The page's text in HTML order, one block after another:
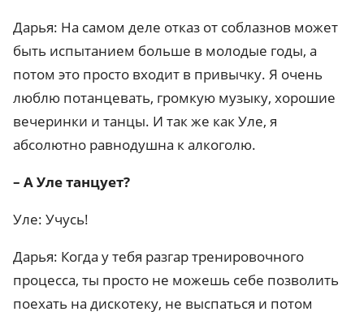
Дарья: На самом деле отказ от соблазнов может
быть испытанием больше в молодые годы, а
потом это просто входит в привычку. Я очень
люблю потанцевать, громкую музыку, хорошие
вечеринки и танцы. И так же как Уле, я
абсолютно равнодушна к алкоголю.
– А Уле танцует?
Уле: Учусь!
Дарья: Когда у тебя разгар тренировочного
процесса, ты просто не можешь себе позволить
поехать на дискотеку, не выспаться и потом